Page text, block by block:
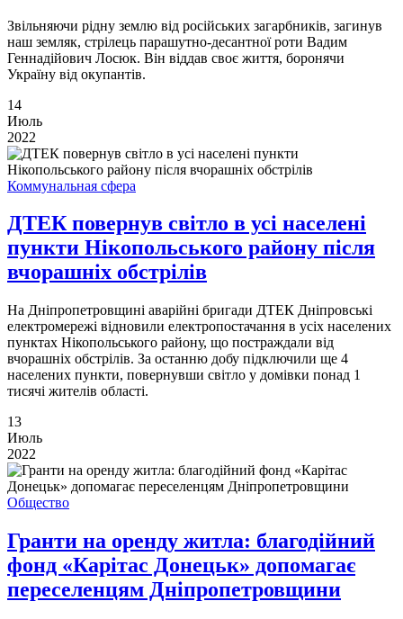
Звільняючи рідну землю від російських загарбників, загинув
наш земляк, стрілець парашутно-десантної роти Вадим
Геннадійович Лосюк. Він віддав своє життя, боронячи
Україну від окупантів.
14
Июль
2022
Коммунальная сфера
ДТЕК повернув світло в усі населені
пункти Нікопольського району після
вчорашніх обстрілів
На Дніпропетровщині аварійні бригади ДТЕК Дніпровські
електромережі відновили електропостачання в усіх населених
пунктах Нікопольського району, що постраждали від
вчорашніх обстрілів. За останню добу підключили ще 4
населених пункти, повернувши світло у домівки понад 1
тисячі жителів області.
13
Июль
2022
Общество
Гранти на оренду житла: благодійний
фонд «Карітас Донецьк» допомагає
переселенцям Дніпропетровщини